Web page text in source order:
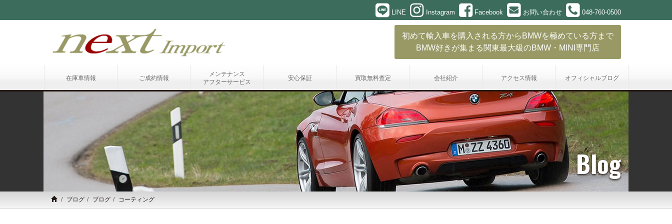
LINE Instagram Facebook お問い合わせ 048-760-0500
初めて輸入車を購入される方からBMWを極めている方まで
BMW好きが集まる関東最大級のBMW・MINI専門店
在庫車情報 ご成約情報
メンテナンス
アフターサービス
安心保証 買取無料査定 会社紹介 アクセス情報 オフィシャルブログ
Blog
ブログ ブログ コーティング